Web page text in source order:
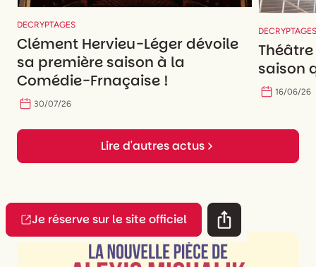
DECRYPTAGES
Clément Hervieu-Léger dévoile
sa première saison à la
Comédie-Frnaçaise !
30/07/26
saison
16/06/26
Lire d'autres actus
Je réserve sur le site officiel